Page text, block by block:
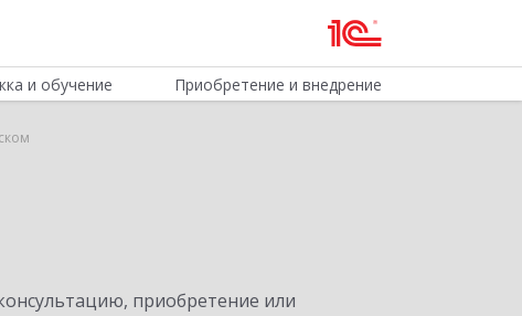
и обучение Приобретение и внедрение
приобретение или